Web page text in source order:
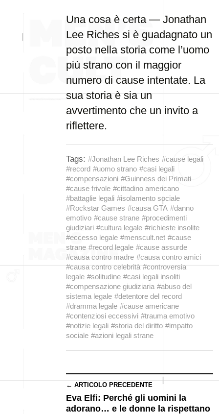
Una cosa è certa — Jonathan
Lee Riches si è guadagnato un
posto nella storia come l’uomo
più strano con il maggior
numero di cause intentate. La
sua storia è sia un
avvertimento che un invito a
riflettere.
Tags: #Jonathan Lee Riches #cause legali
#record #uomo strano #casi legali
#compensazioni #Guinness dei Primati
#cause frivole #cittadino americano
#battaglie legali #isolamento sociale
#Rockstar Games #causa GTA #danno
emotivo #cause strane #procedimenti
giudiziari #cultura legale #richieste insolite
#eccesso legale #menscult.net #cause
strane #record legale #cause assurde
#causa contro madre #causa contro amici
#causa contro celebrità #controversia
legale #solitudine #casi legali insoliti
#compensazione giudiziaria #abuso del
sistema legale #detentore del record
#dramma legale #cause americane
#contenziosi eccessivi #trauma emotivo
#notizie legali #storia del diritto #impatto
sociale #azioni legali strane
← ARTICOLO PRECEDENTE
Eva Elfi: Perché gli uomini la
adorano… e le donne la rispettano